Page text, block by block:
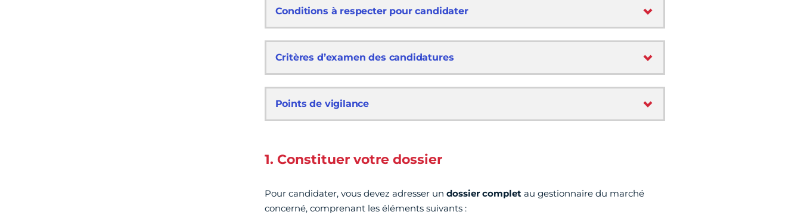
Conditions à respecter pour candidater
Critères d’examen des candidatures
Points de vigilance
1. Constituer votre dossier
Pour candidater, vous devez adresser un dossier completau gestionnaire du marché
concerné, comprenant les éléments suivants :